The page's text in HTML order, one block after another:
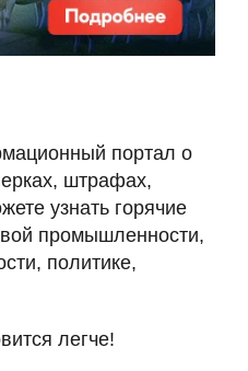
портал о
штрафах,
узнать горячие
промышленности,
политике,
легче!